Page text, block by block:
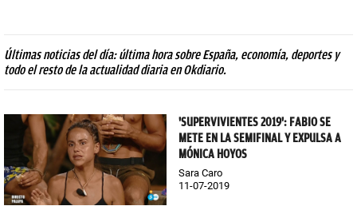
Últimas noticias del día: última hora sobre España, economía, deportes y
todo el resto de la actualidad diaria en Okdiario.
'SUPERVIVIENTES 2019': FABIO SE
METE EN LA SEMIFINAL Y EXPULSA A
MÓNICA HOYOS
Sara Caro
11-07-2019